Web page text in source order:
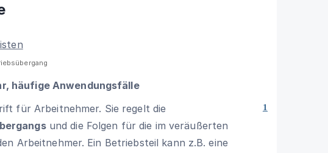
häufige Anwendungsfälle
1
für Arbeitnehmer. Sie regelt die
und die Folgen für die im veräußerten
Arbeitnehmer. Ein Betriebsteil kann z.B. eine